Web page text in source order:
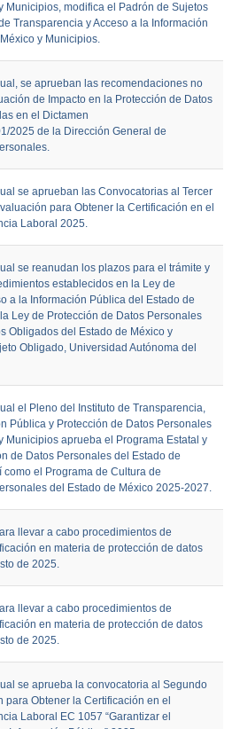
Municipios, modifica el Padrón de Sujetos
Transparencia y Acceso a la Información
y Municipios.
se aprueban las recomendaciones no
de Impacto en la Protección de Datos
en el Dictamen
2025 de la Dirección General de
se aprueban las Convocatorias al Tercer
para Obtener la Certificación en el
Laboral 2025.
se reanudan los plazos para el trámite y
establecidos en la Ley de
a la Información Pública del Estado de
Ley de Protección de Datos Personales
Obligados del Estado de México y
Obligado, Universidad Autónoma del
el Pleno del Instituto de Transparencia,
Pública y Protección de Datos Personales
Municipios aprueba el Programa Estatal y
de Datos Personales del Estado de
como el Programa de Cultura de
del Estado de México 2025-2027.
llevar a cabo procedimientos de
en materia de protección de datos
de 2025.
llevar a cabo procedimientos de
en materia de protección de datos
de 2025.
se aprueba la convocatoria al Segundo
para Obtener la Certificación en el
Laboral EC 1057 “Garantizar el